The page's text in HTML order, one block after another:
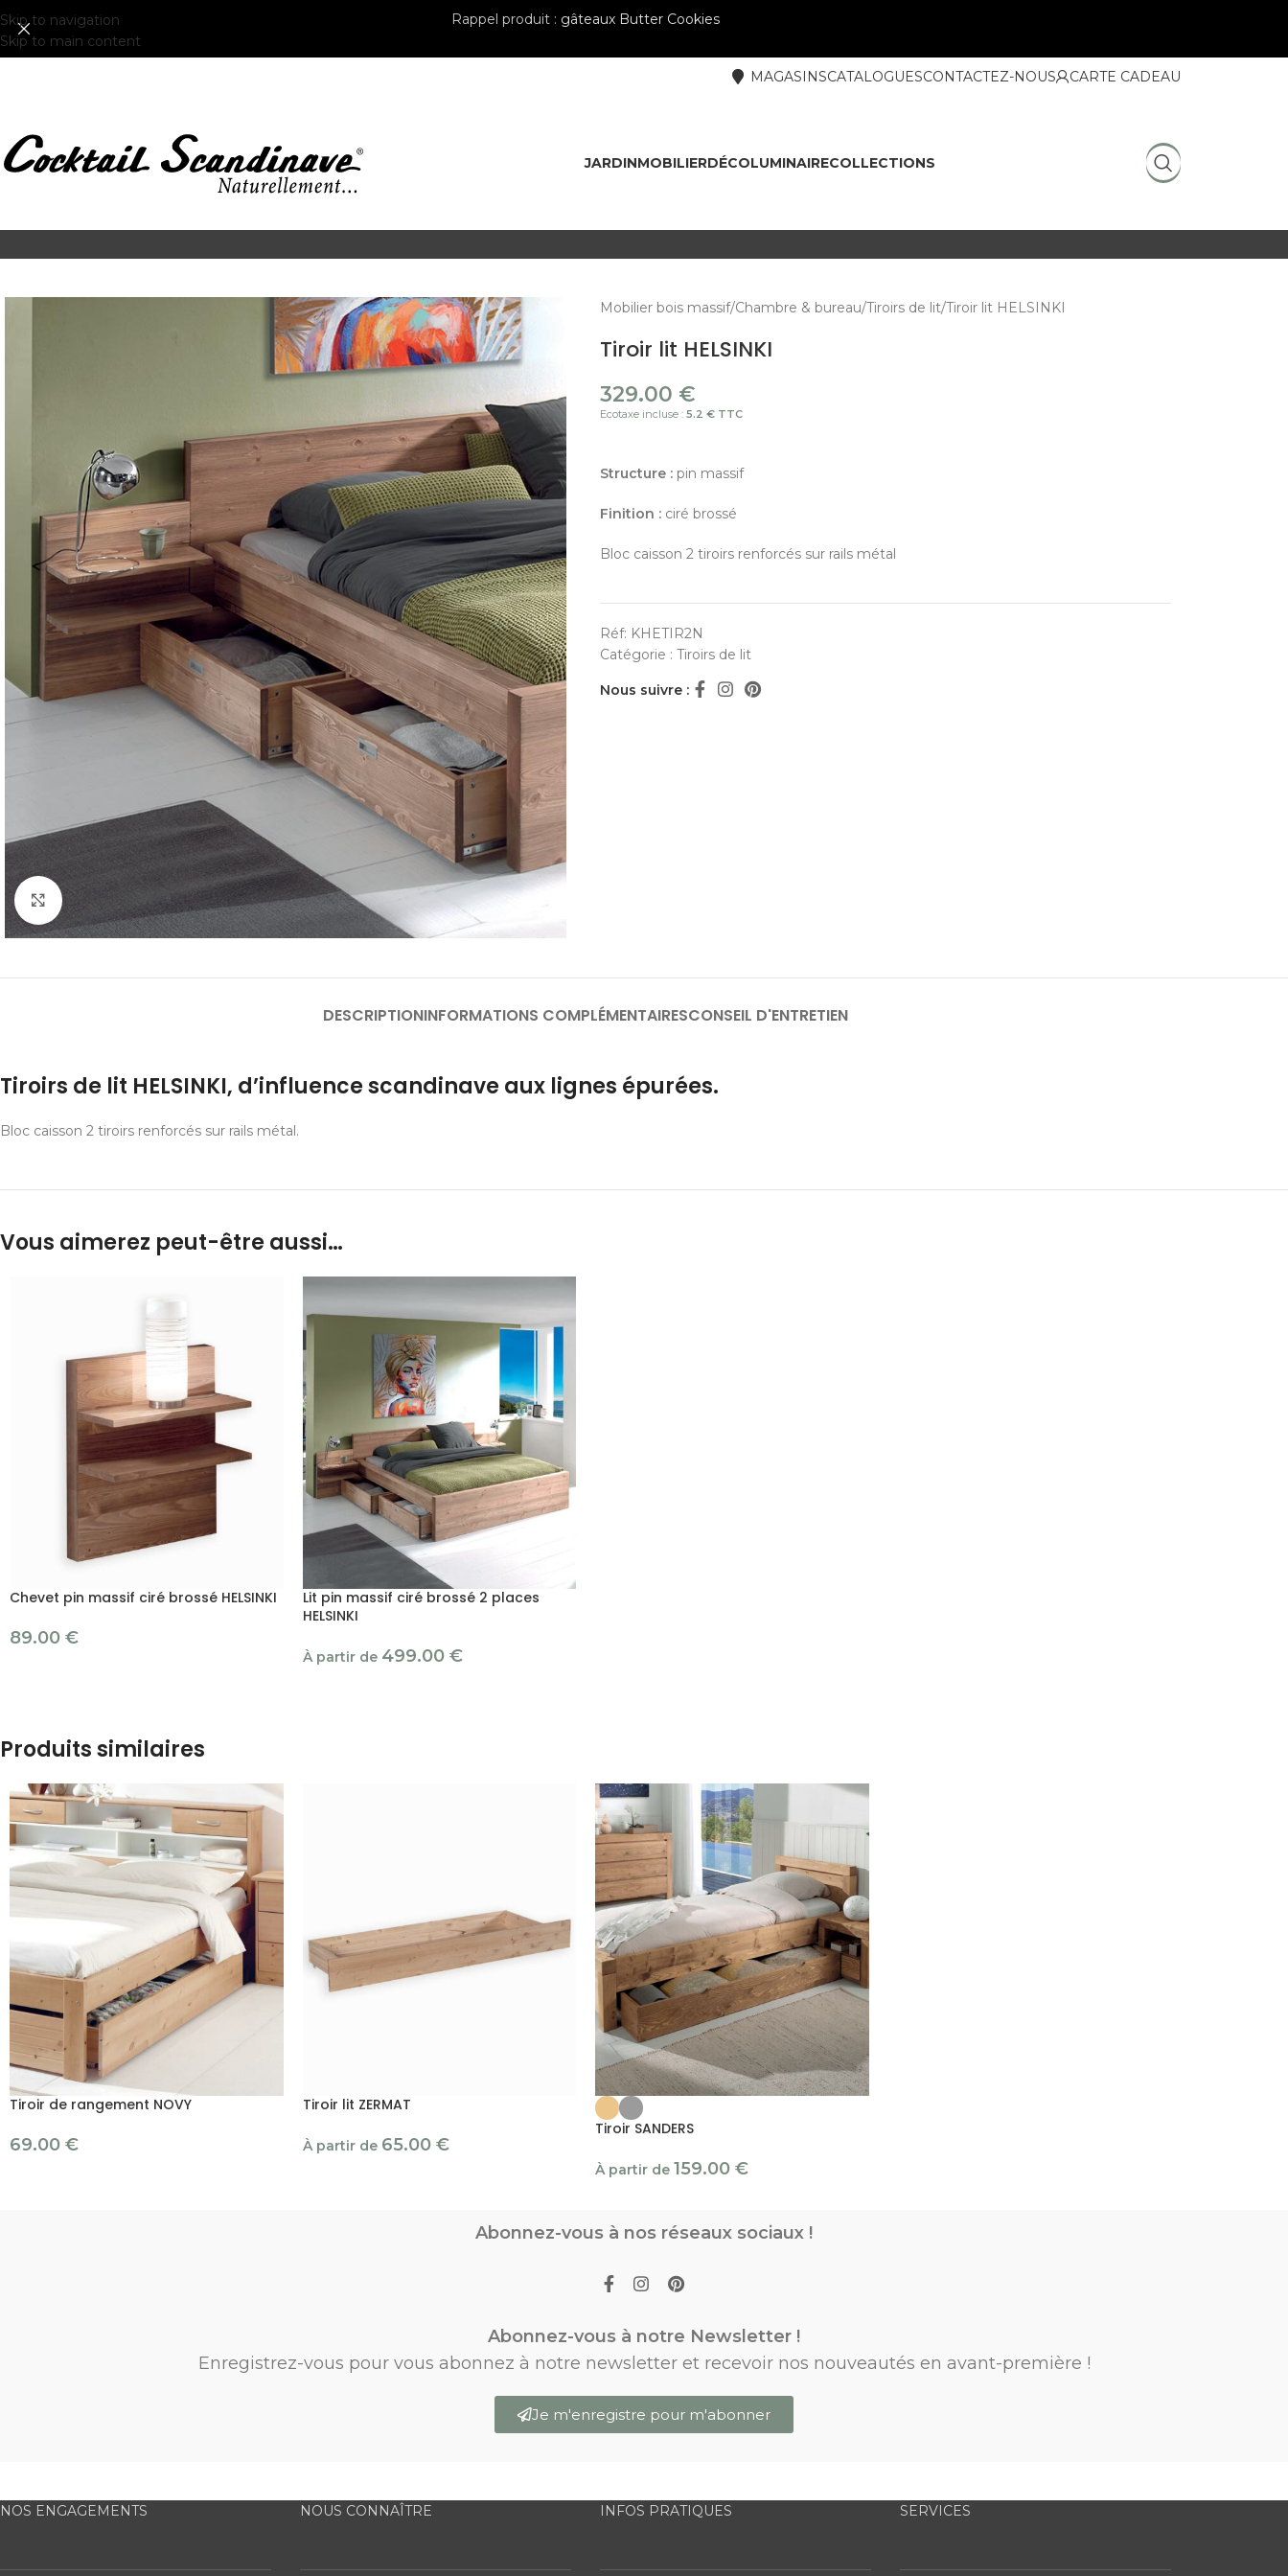
Skip to navigation
Skip to main content
Rappel produit : gâteaux Butter Cookies
MAGASINSCATALOGUESCONTACTEZ-NOUS CARTE CADEAU
JARDINMOBILIERDÉCOLUMINAIRECOLLECTIONS
Cliquer pour agrandir
Mobilier bois massif Chambre & bureau Tiroirs de lit Tiroir lit HELSINKI
Tiroir lit HELSINKI
329.00 €
Ecotaxe incluse :5.2 € TTC
Structure :pin massif
Finition :ciré brossé
Bloc caisson 2 tiroirs renforcés sur rails métal
Réf: KHETIR2N
Catégorie : Tiroirs de lit
Nous suivre :
DESCRIPTIONINFORMATIONS COMPLÉMENTAIRESCONSEIL D'ENTRETIEN
Tiroirs de lit HELSINKI, d’influence scandinave aux lignes épurées.
Bloc caisson 2 tiroirs renforcés sur rails métal.
Vous aimerez peut-être aussi…
Chevet pin massif ciré brossé HELSINKI
89.00 €
Lit pin massif ciré brossé 2 places
HELSINKI
À partir de 499.00 €
Produits similaires
Tiroir de rangement NOVY
69.00 €
Tiroir lit ZERMAT
À partir de 65.00 €
Tiroir SANDERS
À partir de 159.00 €
Abonnez-vous à nos réseaux sociaux !
Abonnez-vous à notre Newsletter !
Enregistrez-vous pour vous abonnez à notre newsletter et recevoir nos nouveautés en avant-première !
Je m'enregistre pour m'abonner
NOS ENGAGEMENTS NOUS CONNAÎTRE INFOS PRATIQUES SERVICES